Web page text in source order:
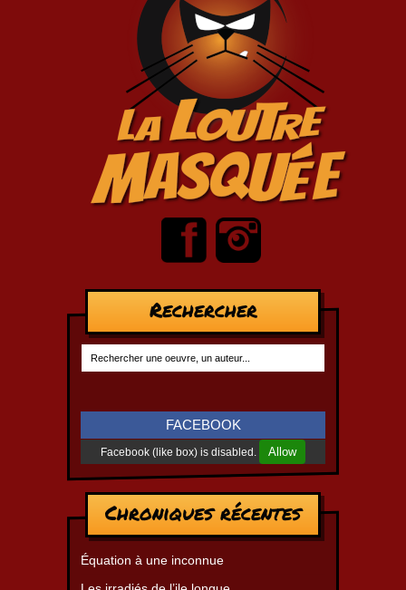
Rechercher
FACEBOOK
Facebook (like box) is disabled. Allow
Chroniques récentes
Équation à une inconnue